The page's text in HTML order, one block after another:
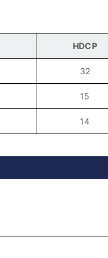
HDCP
32
15
14